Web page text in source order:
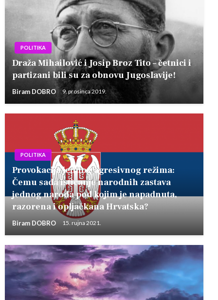
POLITIKA
Draža Mihailović i Josip Broz Tito – četnici i
partizani bili su za obnovu Jugoslavije!
Biram DOBRO 9. prosinca 2019.
POLITIKA
Provokacija jednog agresivnog režima:
Čemu sada isticanje narodnih zastava
jednog naroda pod kojim je napadnuta,
razorena i opljačkana Hrvatska?
Biram DOBRO 15. rujna 2021.